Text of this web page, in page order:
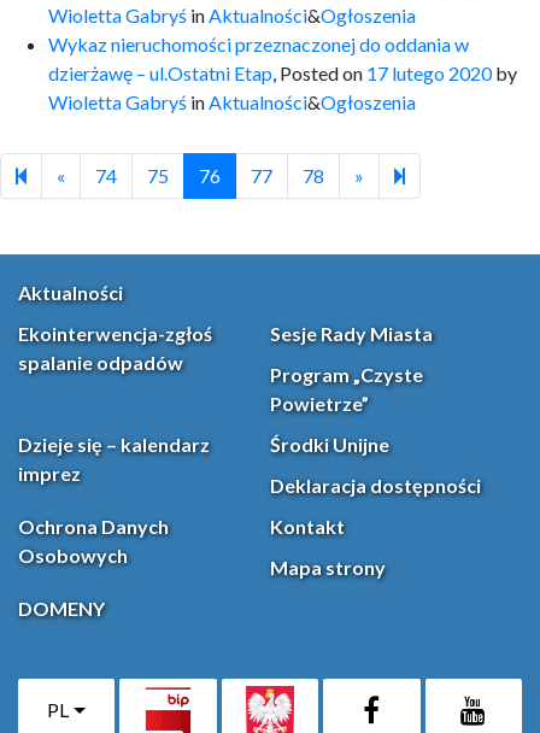
Wioletta Gabryś inAktualności&Ogłoszenia
Wykaz nieruchomości przeznaczonej do oddania w
dzierżawę – ul.Ostatni Etap, Posted on 17 lutego 2020by
Wioletta Gabryś inAktualności&Ogłoszenia
« Previous page
74 75 76 77 78 » Next page
79
Aktualności
Ekointerwencja-zgłoś
spalanie odpadów
Sesje Rady Miasta
Program „Czyste
Powietrze”
Dzieje się – kalendarz
imprez
Środki Unijne
Deklaracja dostępności
Ochrona Danych
Osobowych
Kontakt
Mapa strony
DOMENY
PL
(otwiera się w nowej karcie)